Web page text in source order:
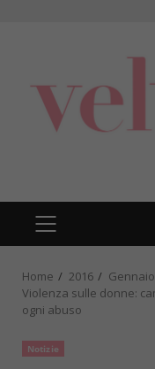
PRIMARY
MENU
Home 2016 Gennaio
Violenza sulle donne:
ogni abuso
Notizie